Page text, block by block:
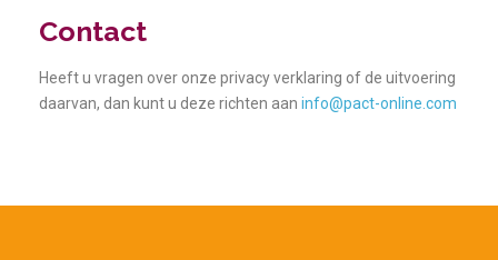
Contact
Heeft u vragen over onze privacy verklaring of de uitvoering
daarvan, dan kunt u deze richten aan info@pact-online.com